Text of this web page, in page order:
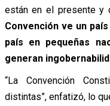
están en el presente y
Convención ve un
país en pequeñas
generan
“La Convención
distintas”, enfatizó, lo